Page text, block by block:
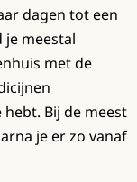
dagen tot een
je meestal
met de
Bij de meest
je er zo vanaf